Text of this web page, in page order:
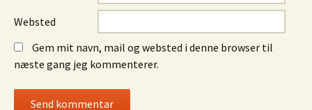
Websted
Gem mit navn, mail og websted i denne browser til
næste gang jeg kommenterer.